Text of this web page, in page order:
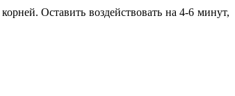
Оставить воздействовать на 4-6 минут,